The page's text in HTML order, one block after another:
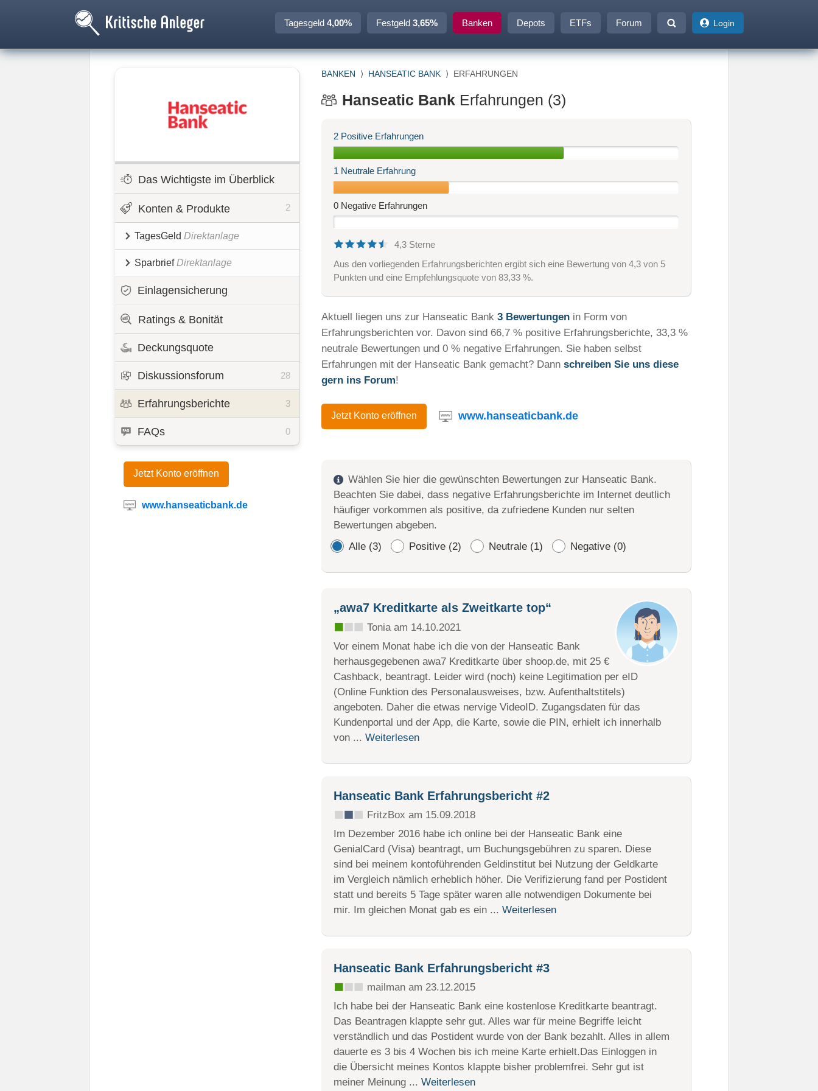
Tagesgeld 4,00% Festgeld 3,65% Banken Depots ETFs Forum Login
Das Wichtigste im Überblick
Konten & Produkte 2
TagesGeld Direktanlage
SparbriefDirektanlage
Einlagensicherung
Ratings & Bonität
Deckungsquote
Diskussionsforum 28
Erfahrungsberichte 3
FAQs 0
Jetzt Konto eröffnen
www.hanseaticbank.de
BANKEN ⟩ HANSEATIC BANK ⟩ ERFAHRUNGEN
Hanseatic Bank Erfahrungen (3)
2 Positive Erfahrungen
1 Neutrale Erfahrung
0 Negative Erfahrungen
4,3 Sterne
Aus den vorliegenden Erfahrungsberichten ergibt sich eine Bewertung von 4,3 von 5
Punkten und eine Empfehlungsquote von 83,33 %.
Aktuell liegen uns zur Hanseatic Bank 3 Bewertungen in Form von
Erfahrungsberichten vor. Davon sind 66,7 % positive Erfahrungsberichte, 33,3 %
neutrale Bewertungen und 0 % negative Erfahrungen. Sie haben selbst
Erfahrungen mit der Hanseatic Bank gemacht? Dann schreiben Sie uns diese
gern ins Forum!
Jetzt Konto eröffnen www.hanseaticbank.de
Wählen Sie hier die gewünschten Bewertungen zur Hanseatic Bank.
Beachten Sie dabei, dass negative Erfahrungsberichte im Internet deutlich
häufiger vorkommen als positive, da zufriedene Kunden nur selten
Bewertungen abgeben.
Alle (3)
Positive (2) Neutrale (1) Negative (0)
„awa7 Kreditkarte als Zweitkarte top“
Tonia am 14.10.2021
Vor einem Monat habe ich die von der Hanseatic Bank
herhausgegebenen awa7 Kreditkarte über shoop.de, mit 25 €
Cashback, beantragt. Leider wird (noch) keine Legitimation per eID
(Online Funktion des Personalausweises, bzw. Aufenthaltstitels)
angeboten. Daher die etwas nervige VideoID. Zugangsdaten für das
Kundenportal und der App, die Karte, sowie die PIN, erhielt ich innerhalb
von ... Weiterlesen
Hanseatic Bank Erfahrungsbericht #2
FritzBox am 15.09.2018
Im Dezember 2016 habe ich online bei der Hanseatic Bank eine
GenialCard (Visa) beantragt, um Buchungsgebühren zu sparen. Diese
sind bei meinem kontoführenden Geldinstitut bei Nutzung der Geldkarte
im Vergleich nämlich erheblich höher. Die Verifizierung fand per Postident
statt und bereits 5 Tage später waren alle notwendigen Dokumente bei
mir. Im gleichen Monat gab es ein ... Weiterlesen
Hanseatic Bank Erfahrungsbericht #3
mailman am 23.12.2015
Ich habe bei der Hanseatic Bank eine kostenlose Kreditkarte beantragt.
Das Beantragen klappte sehr gut. Alles war für meine Begriffe leicht
verständlich und das Postident wurde von der Bank bezahlt. Alles in allem
dauerte es 3 bis 4 Wochen bis ich meine Karte erhielt.Das Einloggen in
die Übersicht meines Kontos klappte bisher problemfrei. Sehr gut ist
meiner Meinung ... Weiterlesen